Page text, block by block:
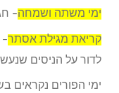
ימי משתה ושמחה–
קריאת מגילת אסתר
לדור על הניסים
ימי הפורים נקראים